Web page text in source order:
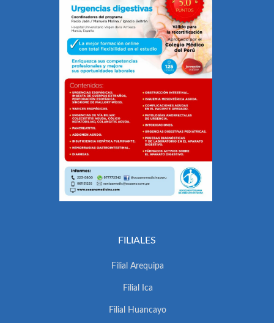
FILIALES
Filial Arequipa
Filial Ica
Filial Huancayo